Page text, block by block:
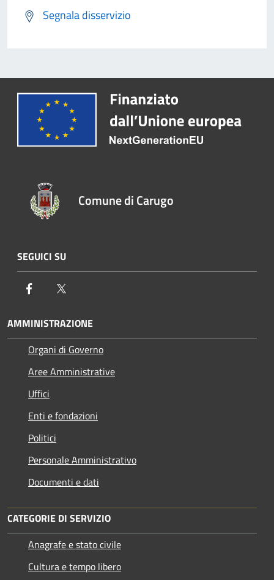
Segnala disservizio
Comune di Carugo
SEGUICI SU
Facebook
AMMINISTRAZIONE
Organi di Governo
Aree Amministrative
Uffici
Enti e fondazioni
Politici
Personale Amministrativo
Documenti e dati
CATEGORIE DI SERVIZIO
Anagrafe e stato civile
Cultura e tempo libero